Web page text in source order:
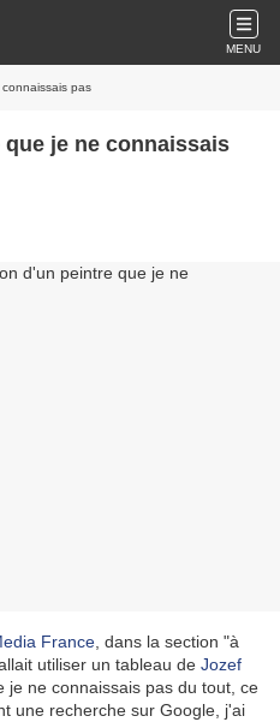
MENU
pas
je ne connaissais
France , dans la section "à
utiliser un tableau de Jozef
je ne connaissais pas du tout, ce
une recherche sur Google, j'ai